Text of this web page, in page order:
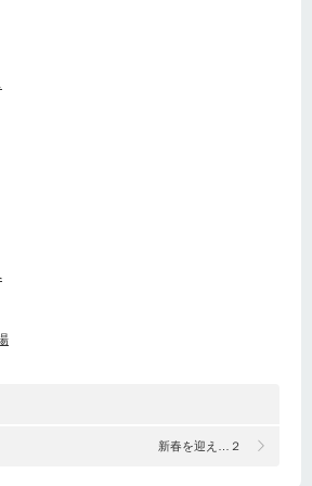
新春を迎え…２